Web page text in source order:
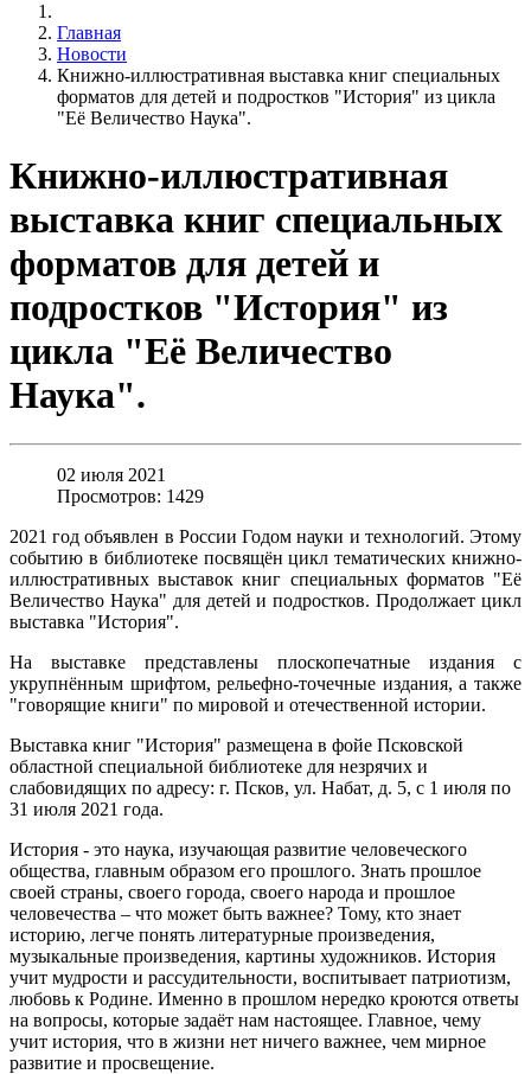
Главная
Новости
Книжно-иллюстративная выставка книг специальных
форматов для детей и подростков "История" из цикла
"Её Величество Наука".
Книжно-иллюстративная
выставка книг специальных
форматов для детей и
подростков "История" из
цикла "Её Величество
Наука".
02 июля 2021
Просмотров: 1429
2021 год объявлен в России Годом науки и технологий. Этому
событию в библиотеке посвящён цикл тематических книжно-
иллюстративных выставок книг специальных форматов "Её
Величество Наука" для детей и подростков. Продолжает цикл
выставка "История".
На выставке представлены плоскопечатные издания с
укрупнённым шрифтом, рельефно-точечные издания, а также
"говорящие книги" по мировой и отечественной истории.
Выставка книг "История" размещена в фойе Псковской
областной специальной библиотеке для незрячих и
слабовидящих по адресу: г. Псков, ул. Набат, д. 5, с 1 июля по
31 июля 2021 года.
История - это наука, изучающая развитие человеческого
общества, главным образом его прошлого. Знать прошлое
своей страны, своего города, своего народа и прошлое
человечества – что может быть важнее? Тому, кто знает
историю, легче понять литературные произведения,
музыкальные произведения, картины художников. История
учит мудрости и рассудительности, воспитывает патриотизм,
любовь к Родине. Именно в прошлом нередко кроются ответы
на вопросы, которые задаёт нам настоящее. Главное, чему
учит история, что в жизни нет ничего важнее, чем мирное
развитие и просвещение.